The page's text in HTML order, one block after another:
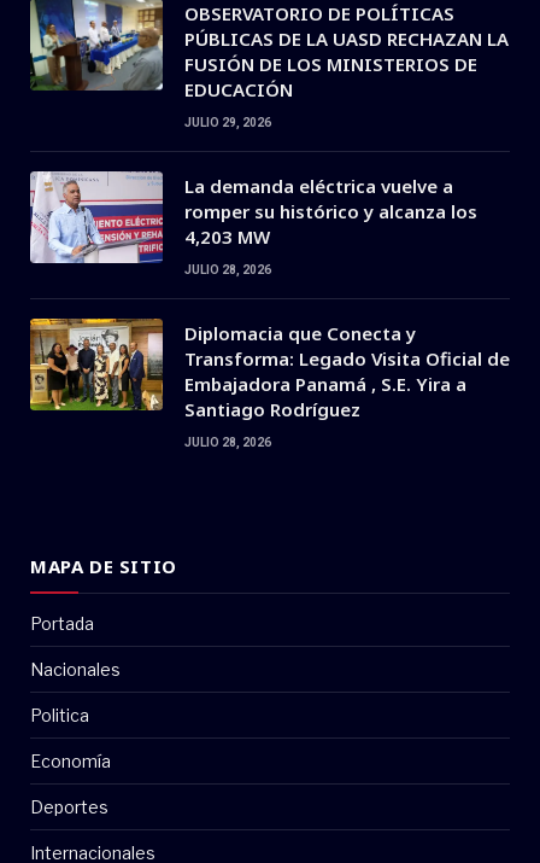
OBSERVATORIO DE POLÍTICAS
PÚBLICAS DE LA UASD RECHAZAN LA
FUSIÓN DE LOS MINISTERIOS DE
EDUCACIÓN
JULIO 29, 2026
La demanda eléctrica vuelve a
romper su histórico y alcanza los
4,203 MW
JULIO 28, 2026
Diplomacia que Conecta y
Transforma: Legado Visita Oficial de
Embajadora Panamá , S.E. Yira a
Santiago Rodríguez
JULIO 28, 2026
MAPA DE SITIO
Portada
Nacionales
Politica
Economía
Deportes
Internacionales